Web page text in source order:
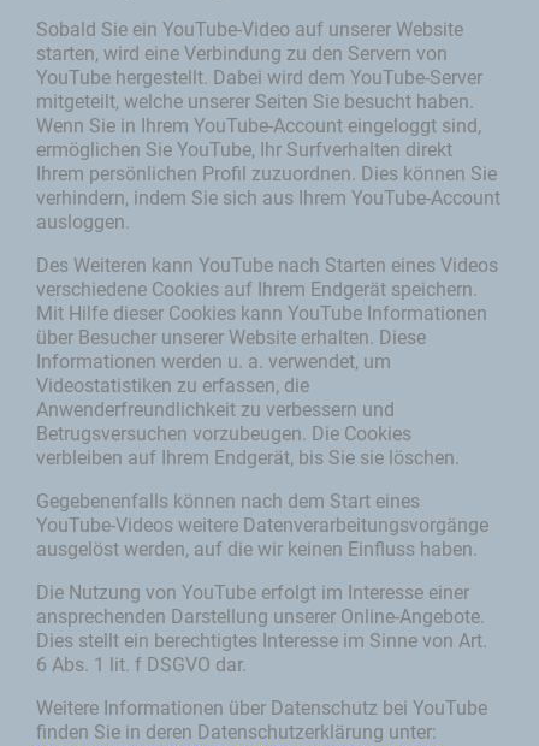
Sobald Sie ein YouTube-Video auf unserer Website
starten, wird eine Verbindung zu den Servern von
YouTube hergestellt. Dabei wird dem YouTube-Server
mitgeteilt, welche unserer Seiten Sie besucht haben.
Wenn Sie in Ihrem YouTube-Account eingeloggt sind,
ermöglichen Sie YouTube, Ihr Surfverhalten direkt
Ihrem persönlichen Profil zuzuordnen. Dies können Sie
verhindern, indem Sie sich aus Ihrem YouTube-Account
ausloggen.
Des Weiteren kann YouTube nach Starten eines Videos
verschiedene Cookies auf Ihrem Endgerät speichern.
Mit Hilfe dieser Cookies kann YouTube Informationen
über Besucher unserer Website erhalten. Diese
Informationen werden u. a. verwendet, um
Videostatistiken zu erfassen, die
Anwenderfreundlichkeit zu verbessern und
Betrugsversuchen vorzubeugen. Die Cookies
verbleiben auf Ihrem Endgerät, bis Sie sie löschen.
Gegebenenfalls können nach dem Start eines
YouTube-Videos weitere Datenverarbeitungsvorgänge
ausgelöst werden, auf die wir keinen Einfluss haben.
Die Nutzung von YouTube erfolgt im Interesse einer
ansprechenden Darstellung unserer Online-Angebote.
Dies stellt ein berechtigtes Interesse im Sinne von Art.
6 Abs. 1 lit. f DSGVO dar.
Weitere Informationen über Datenschutz bei YouTube
finden Sie in deren Datenschutzerklärung unter: